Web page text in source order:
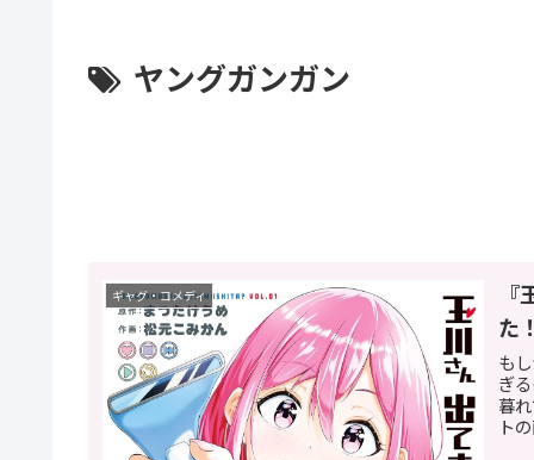
ヤングガンガン
ギャグ・コメディ
た
も
ぎ
暮
ト